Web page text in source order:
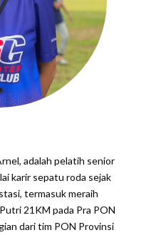
adalah pelatih senior
karir sepatu roda sejak
termasuk meraih
21KM pada Pra PON
dari tim PON Provinsi